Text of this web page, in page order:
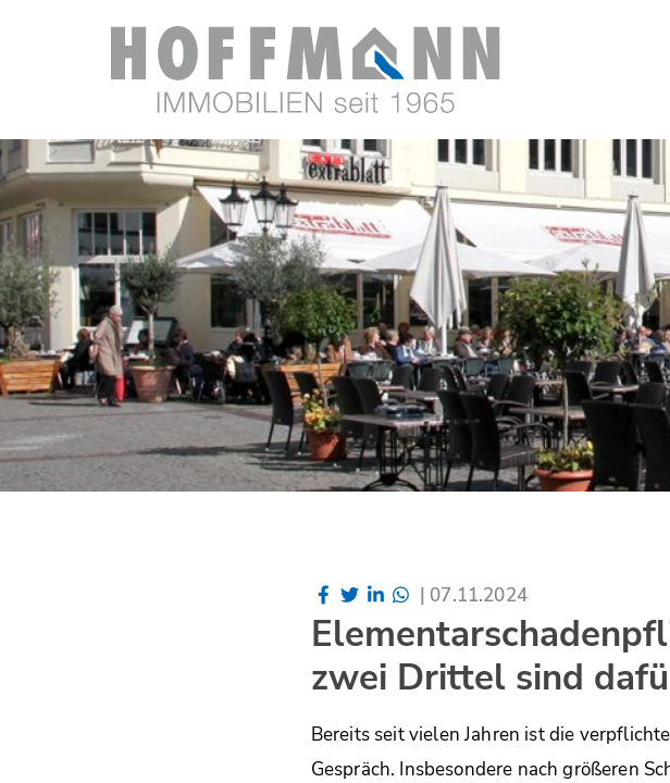
| 07.11.2024
zwei Drittel sind
Bereits seit vielen Jahren ist die
Gespräch. Insbesondere nach größeren